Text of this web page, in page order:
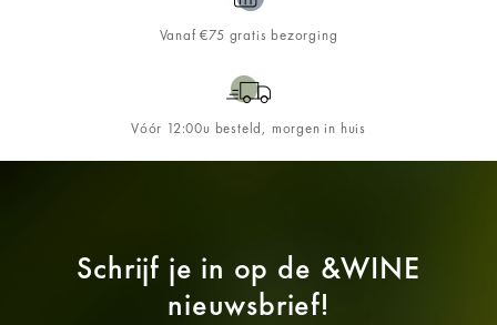
Vanaf €75 gratis bezorging
Vóór 12:00u besteld, morgen in huis
Schrijf je in op de &WINE
nieuwsbrief!